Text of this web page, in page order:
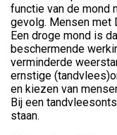
functie van de mond
gevolg. Mensen met
Een droge mond is
beschermende
verminderde
ernstige
en kiezen van
Bij een
staan.